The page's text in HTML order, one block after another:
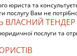
юриста та
послугу Вам не
ВЛАСНИЙ ТЕНДЕР
послуги та